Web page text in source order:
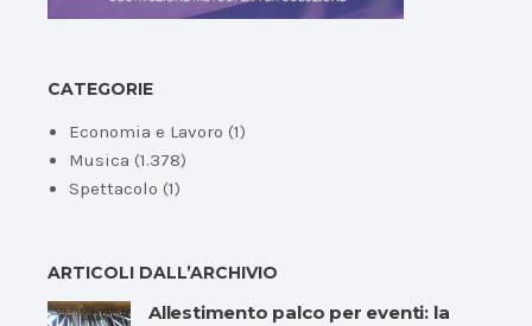
CATEGORIE
Economia e Lavoro (1)
Musica (1.378)
Spettacolo (1)
ARTICOLI DALL’ARCHIVIO
Allestimento palco per eventi: la